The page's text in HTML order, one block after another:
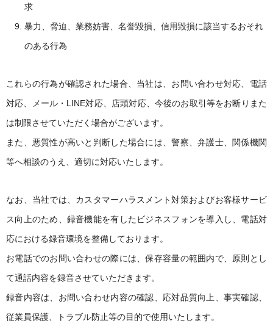
求
暴力、脅迫、業務妨害、名誉毀損、信用毀損に該当するおそれ
のある行為
これらの行為が確認された場合、当社は、お問い合わせ対応、電話
対応、メール・LINE対応、店頭対応、今後のお取引等をお断りまた
は制限させていただく場合がございます。
また、悪質性が高いと判断した場合には、警察、弁護士、関係機関
等へ相談のうえ、適切に対応いたします。
なお、当社では、カスタマーハラスメント対策およびお客様サービ
ス向上のため、録音機能を有したビジネスフォンを導入し、電話対
応における録音環境を整備しております。
お電話でのお問い合わせの際には、保存容量の範囲内で、原則とし
て通話内容を録音させていただきます。
録音内容は、お問い合わせ内容の確認、応対品質向上、事実確認、
従業員保護、トラブル防止等の目的で使用いたします。